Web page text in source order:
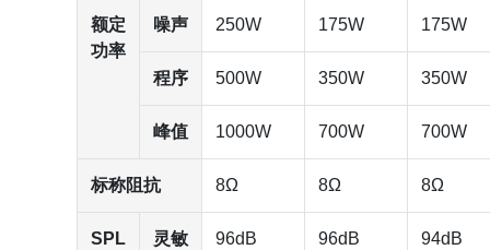
额定
功率
噪声 250W 175W 175W
程序 500W 350W 350W
峰值 1000W 700W 700W
标称阻抗 8Ω 8Ω 8Ω
SPL
灵敏
96dB
96dB
94dB